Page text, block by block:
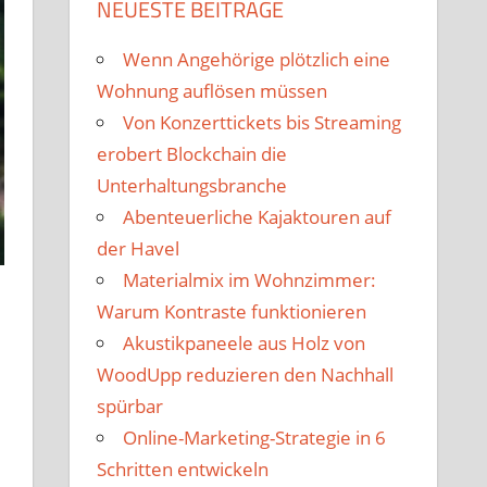
NEUESTE BEITRÄGE
Wenn Angehörige plötzlich eine
Wohnung auflösen müssen
Von Konzerttickets bis Streaming
erobert Blockchain die
Unterhaltungsbranche
Abenteuerliche Kajaktouren auf
der Havel
Materialmix im Wohnzimmer:
Warum Kontraste funktionieren
Akustikpaneele aus Holz von
WoodUpp reduzieren den Nachhall
spürbar
Online-Marketing-Strategie in 6
Schritten entwickeln